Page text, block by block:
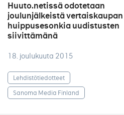
Huuto.netissä odotetaan
joulunjälkeistä vertaiskaupan
huippusesonkia uudistusten
siivittämänä
18. joulukuuta 2015
Lehdistötiedotteet
Sanoma Media Finland